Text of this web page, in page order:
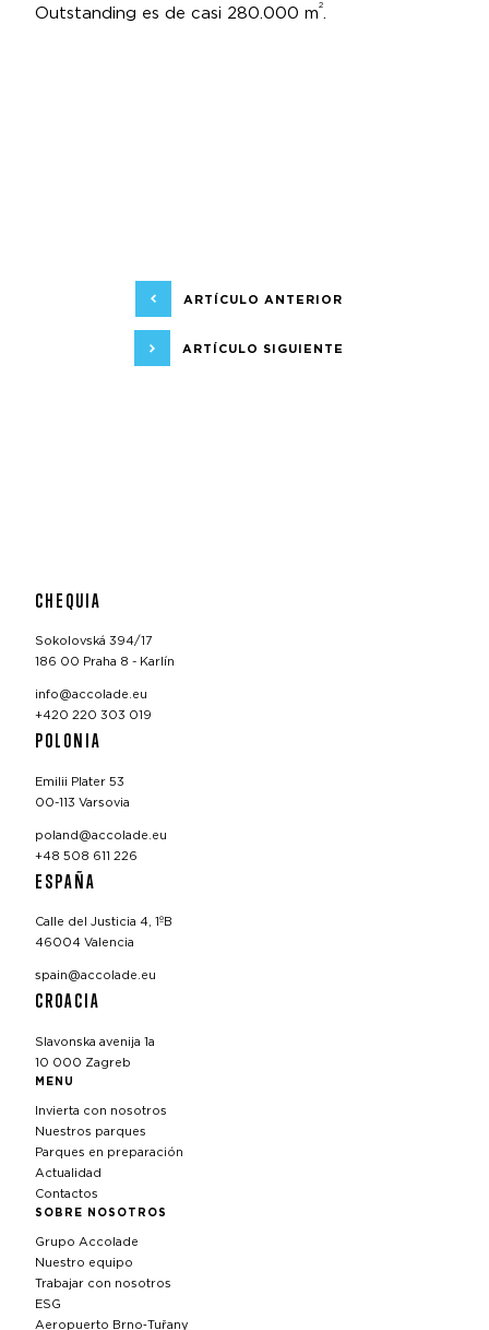
Outstanding es de casi 280.000 m2.
ARTÍCULO ANTERIOR
ARTÍCULO SIGUIENTE
CHEQUIA
Sokolovská 394/17
186 00 Praha 8 - Karlín
info@accolade.eu
+420 220 303 019
POLONIA
Emilii Plater 53
00-113 Varsovia
poland@accolade.eu
+48 508 611 226
ESPAÑA
Calle del Justicia 4, 1ºB
46004 Valencia
spain@accolade.eu
CROACIA
Slavonska avenija 1a
10 000 Zagreb
MENU
Invierta con nosotros
Nuestros parques
Parques en preparación
Actualidad
Contactos
SOBRE NOSOTROS
Grupo Accolade
Nuestro equipo
Trabajar con nosotros
ESG
Aeropuerto Brno‑Tuřany